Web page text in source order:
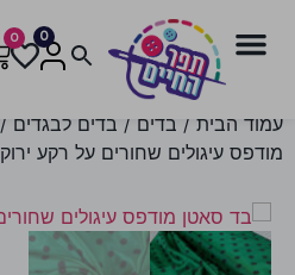
0
0
עמוד הבית / בדים / בדים לבגדים /
מודפס עיגולים שחורים על רקע ירוק